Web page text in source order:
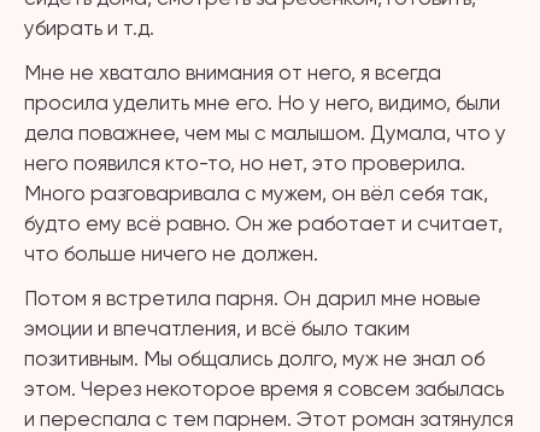
убирать и т.д.
Мне не хватало внимания от него, я всегда
просила уделить мне его. Но у него, видимо, были
дела поважнее, чем мы с малышом. Думала, что у
него появился кто-то, но нет, это проверила.
Много разговаривала с мужем, он вёл себя так,
будто ему всё равно. Он же работает и считает,
что больше ничего не должен.
Потом я встретила парня. Он дарил мне новые
эмоции и впечатления, и всё было таким
позитивным. Мы общались долго, муж не знал об
этом. Через некоторое время я совсем забылась
и переспала с тем парнем. Этот роман затянулся